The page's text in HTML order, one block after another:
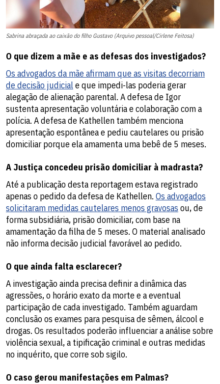
Sabrina abraçada ao caixão do filho Gustavo (Arquivo pessoal/Cirlene Feitosa)
O que dizem a mãe e as defesas dos investigados?
Os advogados da mãe afirmam que as visitas decorriam
de decisão judiciale que impedi-las poderia gerar
alegação de alienação parental. A defesa de Igor
sustenta apresentação voluntária e colaboração com a
polícia. A defesa de Kathellen também menciona
apresentação espontânea e pediu cautelares ou prisão
domiciliar porque ela amamenta uma bebê de 5 meses.
A Justiça concedeu prisão domiciliar à madrasta?
Até a publicação desta reportagem estava registrado
apenas o pedido da defesa de Kathellen. Os advogados
solicitaram medidas cautelares menos gravosas ou, de
forma subsidiária, prisão domiciliar, com base na
amamentação da filha de 5 meses. O material analisado
não informa decisão judicial favorável ao pedido.
O que ainda falta esclarecer?
A investigação ainda precisa definir a dinâmica das
agressões, o horário exato da morte e a eventual
participação de cada investigado. Também aguardam
conclusão os exames para pesquisa de sêmen, álcool e
drogas. Os resultados poderão influenciar a análise sobre
violência sexual, a tipificação criminal e outras medidas
no inquérito, que corre sob sigilo.
O caso gerou manifestações em Palmas?